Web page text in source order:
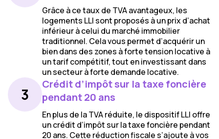
Grâce à ce taux de TVA avantageux, les
logements LLI sont proposés à un prix d’achat
inférieur à celui du marché immobilier
traditionnel. Cela vous permet d’acquérir un
biendans des zones à forte tension locative à
un tarif compétitif, tout en investissant dans
un secteur à forte demande locative.
3
Crédit d’impôt sur la taxe foncière
pendant 20 ans
En plus de la TVA réduite, le dispositif LLI offre
un crédit d’impôt sur la taxe foncière pendant
20 ans. Cette réduction fiscale s’ajoute à vos